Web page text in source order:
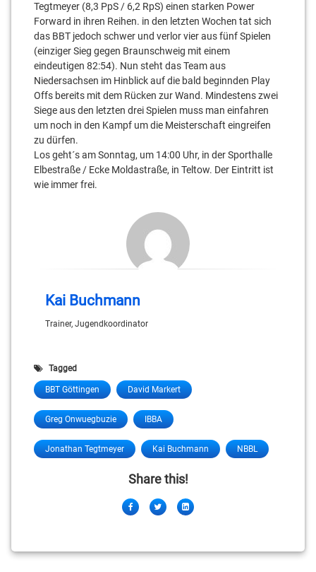
Tegtmeyer (8,3 PpS / 6,2 RpS) einen starken Power
Forward in ihren Reihen. in den letzten Wochen tat sich
das BBT jedoch schwer und verlor vier aus fünf Spielen
(einziger Sieg gegen Braunschweig mit einem
eindeutigen 82:54). Nun steht das Team aus
Niedersachsen im Hinblick auf die bald beginnden Play
Offs bereits mit dem Rücken zur Wand. Mindestens zwei
Siege aus den letzten drei Spielen muss man einfahren
um noch in den Kampf um die Meisterschaft eingreifen
zu dürfen.
Los geht´s am Sonntag, um 14:00 Uhr, in der Sporthalle
Elbestraße / Ecke Moldastraße, in Teltow. Der Eintritt ist
wie immer frei.
Kai Buchmann
Trainer, Jugendkoordinator
Tagged
BBT Göttingen David Markert
Greg Onwuegbuzie IBBA
Jonathan Tegtmeyer Kai Buchmann NBBL
Share this!
FacebookTwitterLinkedIn